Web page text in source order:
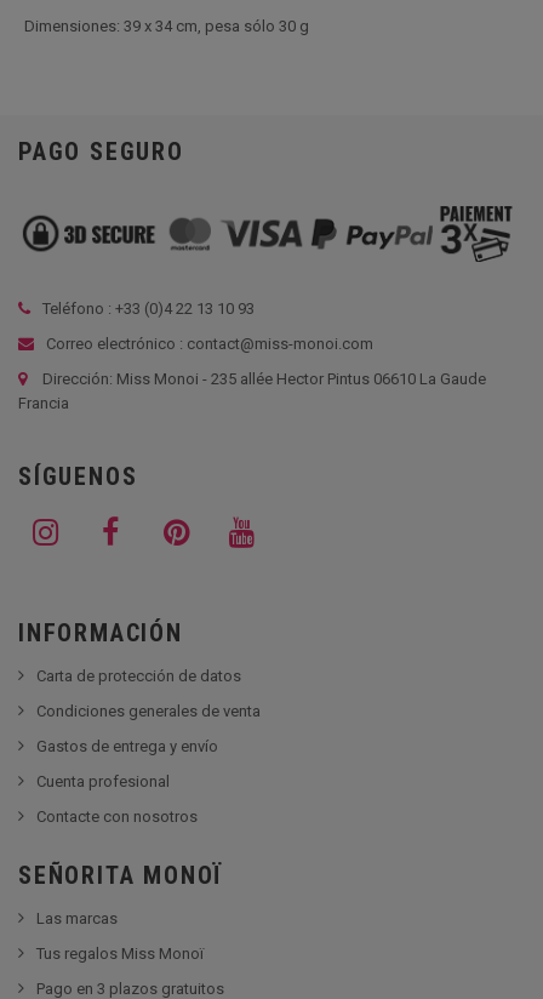
Dimensiones: 39 x 34 cm, pesa sólo 30 g
PAGO SEGURO
Teléfono : +33 (0)4 22 13 10 93
Correo electrónico : contact@miss-monoi.com
Dirección: Miss Monoi - 235 allée Hector Pintus 06610 La Gaude
Francia
SÍGUENOS
INFORMACIÓN
Carta de protección de datos
Condiciones generales de venta
Gastos de entrega y envío
Cuenta profesional
Contacte con nosotros
SEÑORITA MONOÏ
Las marcas
Tus regalos Miss Monoï
Pago en 3 plazos gratuitos